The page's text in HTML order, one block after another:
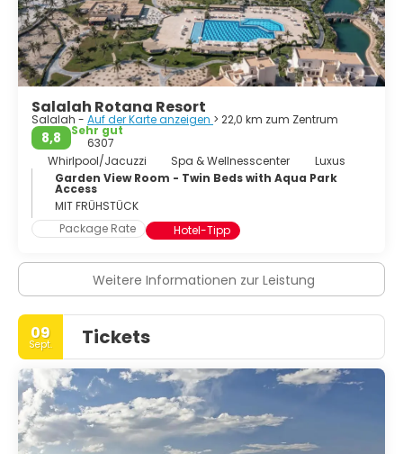
Salalah Rotana Resort
Salalah - Auf der Karte anzeigen > 22,0 km zum Zentrum
8,8
Sehr gut
6307
Whirlpool/Jacuzzi
Spa & Wellnesscenter
Luxus
Garden View Room - Twin Beds with Aqua Park
Access
MIT FRÜHSTÜCK
Package Rate
Hotel-Tipp
Weitere Informationen zur Leistung
09
Sept. Tickets